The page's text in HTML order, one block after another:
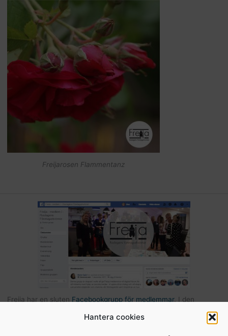
Hantera cookies
Freijarosen Flammentanz
Freija har en sluten Facebookgrupp för medlemmar. I den
gruppen kan du som är medlem kommunicera med andra Freijor,
ställa frågor, tipsa varandra etc… Här hittar du också bilder och